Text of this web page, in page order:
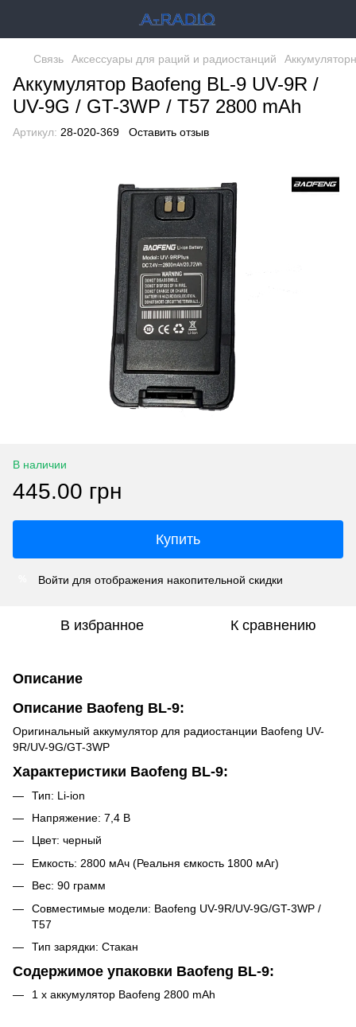
Связь Аксессуары для раций и радиостанций
Аккумулятор Baofeng BL-9 UV-9R /
UV-9G / GT-3WP / T57 2800 mAh
Артикул: 28-020-369 Оставить отзыв
В наличии
445.00 грн
Купить
Войти для отображения накопительной скидки
В избранное К сравнению
Описание
Описание Baofeng BL-9:
Оригинальный аккумулятор для радиостанции Baofeng UV-
9R/UV-9G/GT-3WP
Характеристики Baofeng BL-9:
Тип: Li-ion
Напряжение: 7,4 В
Цвет: черный
Емкость: 2800 мАч (Реальня ємкость 1800 мАг)
Вес: 90 грамм
Совместимые модели: Baofeng UV-9R/UV-9G/GT-3WP /
T57
Тип зарядки: Стакан
Содержимое упаковки Baofeng BL-9:
1 х аккумулятор Baofeng 2800 mAh